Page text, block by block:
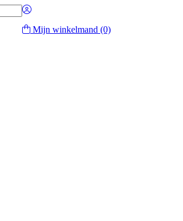
Mijn winkelmand (0)